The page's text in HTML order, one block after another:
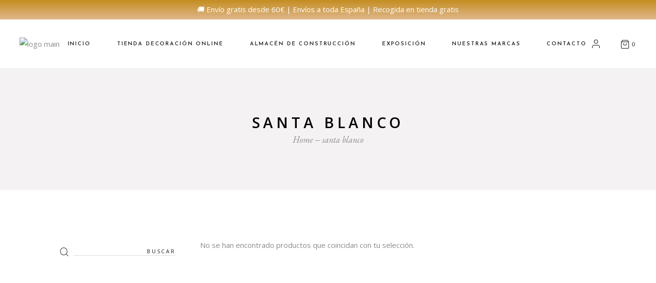
🚚 Envío gratis desde 60€ | Envíos a toda España | Recogida en tienda gratis
INICIO TIENDA DECORACIÓN ONLINE ALMACÉN DE CONSTRUCCIÓN EXPOSICIÓN NUESTRAS MARCAS CONTACTO 0
SANTA BLANCO
Home santa blanco
No se han encontrado productos que coincidan con tu selección.
Search
for: